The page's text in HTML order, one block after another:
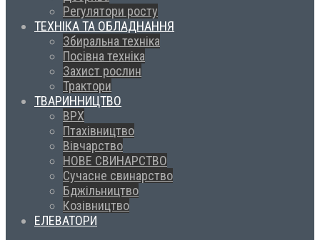
Регулятори росту
ТЕХНІКА ТА ОБЛАДНАННЯ
Збиральна техніка
Посівна техніка
Захист рослин
Трактори
ТВАРИННИЦТВО
ВРХ
Птахівництво
Вівчарство
НОВЕ СВИНАРСТВО
Сучасне свинарство
Бджільництво
Козівництво
ЕЛЕВАТОРИ